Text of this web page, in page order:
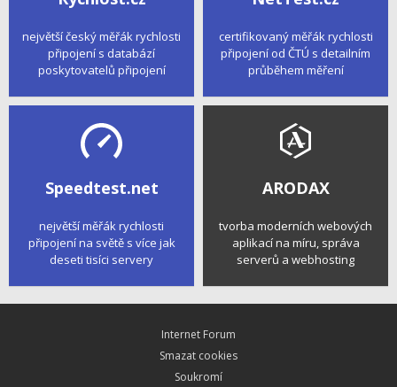
největší český měřák rychlosti
připojení s databází
poskytovatelů připojení
certifikovaný měřák rychlosti
připojení od ČTÚ s detailním
průběhem měření
Speedtest.net
největší měřák rychlosti
připojení na světě s více jak
deseti tisíci servery
ARODAX
tvorba moderních webových
aplikací na míru, správa
serverů a webhosting
Internet Forum
Smazat cookies
Soukromí